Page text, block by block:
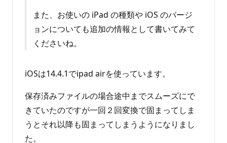
また、お使いの iPad の種類や iOS のバージ
ョンについても追加の情報として書いてみて
くださいね。
iOSは14.4.1でipad airを使っています。
保存済みファイルの場合途中までスムーズにで
きていたのですが一回２回変換で固まってしま
うとそれ以降も固まってしまうようになりまし
た。